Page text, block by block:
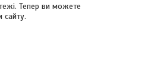
Тепер ви можете